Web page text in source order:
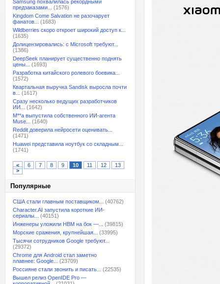
Samsung похвалилась рекордными
предзаказами...
(1576)
Kingdom Come Salvation не разочарует
фанатов...
(1683)
Wildberries скоро откроет широкий доступ к...
(1635)
Долицензировались: с Microsoft требуют...
(1386)
DeepSeek планирует существенно поднять
цены...
(1693)
Разработка китайского ролевого боевика...
(1572)
Квартальная выручка Sandisk выросла почти
в...
(1617)
Сразу несколько ведущих разработчиков
ИИ...
(1642)
M**a выпустила собственного ИИ-агента
Muse...
(1640)
Reddit доверила нейросети оценивать...
(1471)
Huawei представила ноутбук со складным...
(1741)
< 6 7 8 9 10 11 12
13
>
Популярные
США стали главным поставщиком...
(40762)
Character.AI запустила короткие ИИ-
сериалы...
(40151)
Инженеры уложили HBM на бок —...
(39815)
Морские сражения, крупнейшая...
(33995)
Тысячи сотрудников Google требуют...
(29372)
Chrome для Android стал заметно
плавнее: Google...
(23709)
Россияне стали звонить и писать...
(22535)
Вышел релиз OpenIDE Pro —